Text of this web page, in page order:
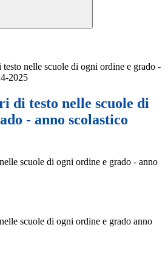
nelle scuole di ogni ordine e grado -
2025
di testo nelle scuole di
- anno scolastico
scuole di ogni ordine e grado - anno
scuole di ogni ordine e grado anno